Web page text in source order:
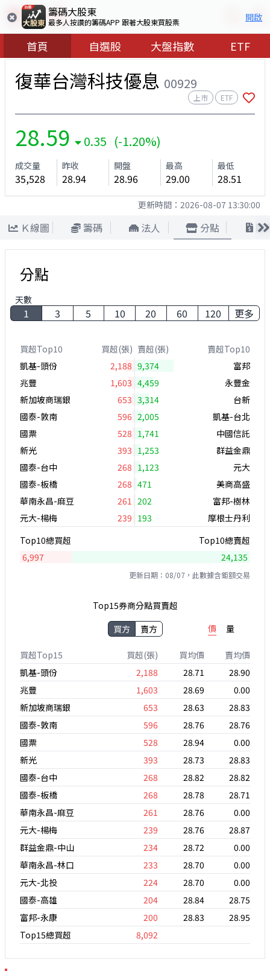
籌碼大股東
最多人按讚的籌碼APP 跟著大股東買股票 開啟
首頁 自選股 大盤指數 ETF
復華台灣科技優息 00929
上市 ETF
28.59 0.35 (-1.20%)
成交量
35,528
昨收
28.94
開盤
28.96
最高
29.00
最低
28.51
更新時間： 2026-08-07 13:30:00
Ｋ線圖 籌碼 法人 分點 股
分點
天數
1 3 5 10 20 60 120 更多
買超Top10 買超(張) 賣超(張)
賣超Top10
凱基-頭份
2,188 9,374
富邦
兆豐
1,603 4,459
永豐金
新加坡商瑞銀
653 3,314
台新
國泰-敦南
596 2,005
凱基-台北
國票
528 1,741
中國信託
新光
393 1,253
群益金鼎
國泰-台中
268 1,123
元大
國泰-板橋
268 471
美商高盛
華南永昌-麻豆
261 202
富邦-樹林
元大-楊梅
239 193
摩根士丹利
Top10總買超
Top10總賣超
6,997
24,135
更新日期：08/07，此數據含鉅額交易
Top15券商分點買賣超
買方
賣方 價 量
買超Top15 買超(張) 買均價
賣均價
凱基-頭份
2,188 28.71
28.90
兆豐
1,603 28.69
0.00
新加坡商瑞銀
653 28.63
28.83
國泰-敦南
596 28.76
28.76
國票
528 28.94
0.00
新光
393 28.73
28.83
國泰-台中
268 28.82
28.82
國泰-板橋
268 28.78
28.71
華南永昌-麻豆
261 28.76
0.00
元大-楊梅
239 28.76
28.87
群益金鼎-中山
234 28.72
0.00
華南永昌-林口
233 28.70
0.00
元大-北投
224 28.70
0.00
國泰-高雄
204 28.84
28.75
富邦-永康
200 28.83
28.95
Top15總買超
8,092